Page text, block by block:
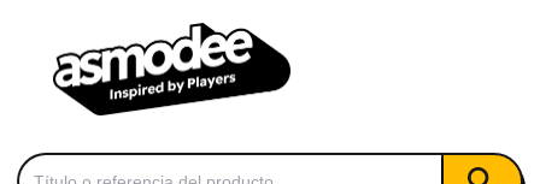
Buscar: Botón de